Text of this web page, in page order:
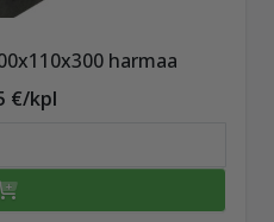
harmaa
€/kpl